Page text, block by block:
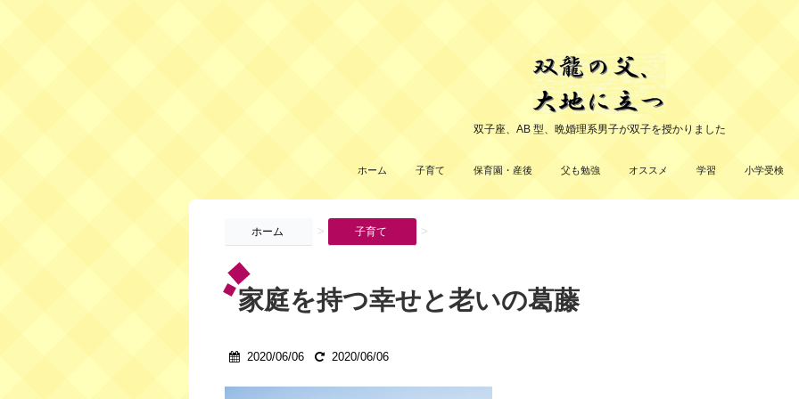
双子座、AB 型、晩婚理系男子が双子を授かりました
ホーム 子育て 保育園・産後 父も勉強 オススメ 学習 小学受検
ホーム > 子育て >
家庭を持つ幸せと老いの葛藤
2020/06/06 2020/06/06